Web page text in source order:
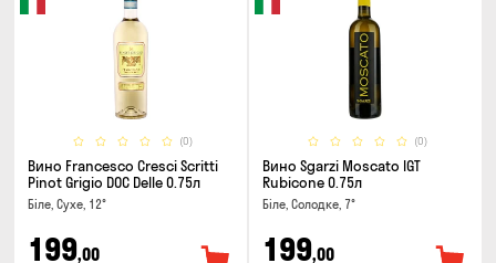
(0)
Вино Francesco Cresci Scritti
Pinot Grigio DOC Delle 0.75л
Біле, Сухе, 12°
199,00
(0)
Вино Sgarzi Moscato IGT
Rubicone 0.75л
Біле, Солодке, 7°
199,00